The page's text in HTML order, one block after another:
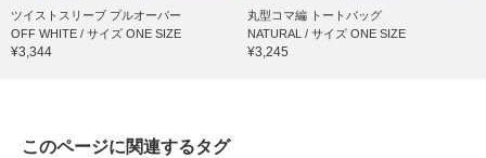
ツイストスリーブ プルオーバー
OFF WHITE / サイズ ONE SIZE
¥3,344
丸型コマ編 トートバッグ
NATURAL / サイズ ONE SIZE
¥3,245
このページに関連するタグ